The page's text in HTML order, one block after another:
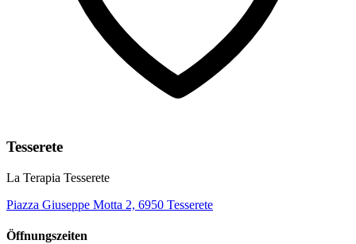
Tesserete
La Terapia Tesserete
Piazza Giuseppe Motta 2, 6950 Tesserete
Öffnungszeiten